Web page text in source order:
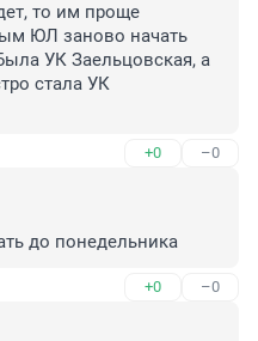
то им проще
ЮЛ заново начать
УК Заельцовская, а
стала УК
+0 –0
до понедельника
+0 –0